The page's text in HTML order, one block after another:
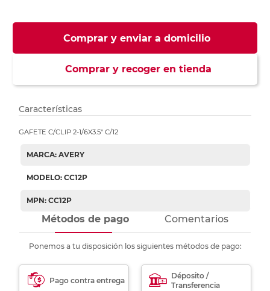
Comprar y enviar a domicilio
Comprar y recoger en tienda
Características
GAFETE C/CLIP 2-1/6X3.5" C/12
MARCA: AVERY
MODELO: CC12P
MPN: CC12P
Métodos de pago Comentarios
Ponemos a tu disposición los siguientes métodos de pago:
Pago contra entrega
Déposito /
Transferencia